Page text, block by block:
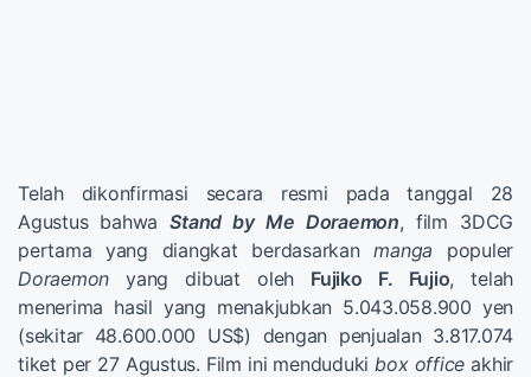
Telah dikonfirmasi secara resmi pada tanggal 28
Agustus bahwaStand by Me Doraemon, film 3DCG
pertama yang diangkat berdasarkanmanga populer
Doraemon yang dibuat oleh Fujiko F. Fujio, telah
menerima hasil yang menakjubkan 5.043.058.900 yen
(sekitar 48.600.000 US$) dengan penjualan 3.817.074
tiket per 27 Agustus. Film ini menduduki box office akhir